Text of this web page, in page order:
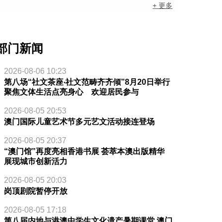
+ 更多
门新闻
2026-08-06 10:23
第八场“社文茶座‧社文范畴齐齐倾”8月20日举行
聚焦文体生活点亮身心 欢迎居民参与
2026-08-05 20:53
澳门国际儿童艺术节多元艺文活动接连登场
2026-08-05 20:37
“澳门馆”再度亮相香港书展 荟萃本澳出版精华
展现城市创新活力
2026-08-05 20:03
岗顶剧院暂停开放
2026-08-05 17:18